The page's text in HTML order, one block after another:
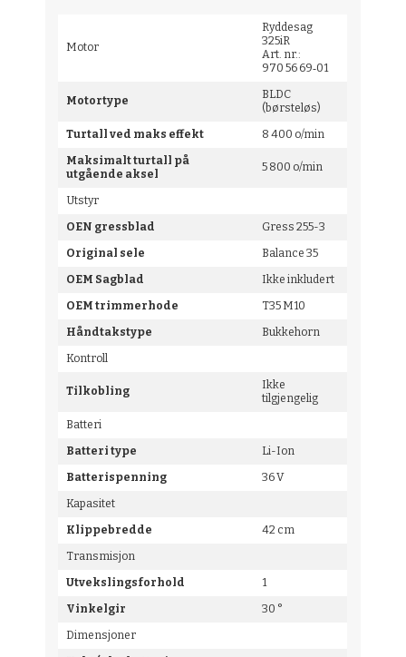
Motor
Ryddesag
325iR
Art. nr.:
970 56 69‑01
Motortype
BLDC
(børsteløs)
Turtall ved maks effekt 8 400 o/min
Maksimalt turtall på
utgående aksel
5 800 o/min
Utstyr
OEN gressblad Gress 255-3
Original sele Balance 35
OEM Sagblad Ikke inkludert
OEM trimmerhode T35 M10
Håndtakstype Bukkehorn
Kontroll
Tilkobling
Ikke
tilgjengelig
Batteri
Batteri type Li-Ion
Batterispenning 36 V
Kapasitet
Klippebredde 42 cm
Transmisjon
Utvekslingsforhold 1
Vinkelgir 30 °
Dimensjoner